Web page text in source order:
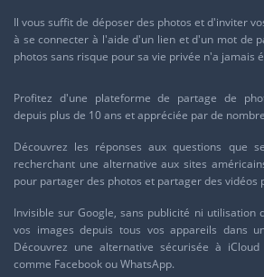
Il vous suffit de déposer des photos et d'inviter
à se connecter à l'aide d'un lien et d'un mot de
photos sans risque pour sa vie privée n'a jamais
Profitez d'une plateforme de partage de
depuis plus de 10 ans et appréciée par de
Découvrez les réponses aux questions que
recherchant une alternative aux sites
pour partager des photos et partager des vidéos
Invisible surGoogle, sans publicité ni utilisation
vos images depuis tous vos appareils dans
Découvrez une alternative sécurisée à iCloud
comme FacebookouWhatsApp.